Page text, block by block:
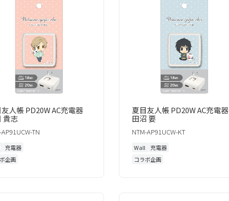
人帳 PD20W AC充電器
貴志
TN
充電器
企画
夏目友人帳 PD20W AC充電器
田沼 要
NTM-AP91UCW-KT
Wall
充電器
コラボ企画